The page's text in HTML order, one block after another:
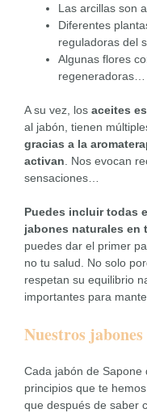
Las arcillas son
Diferentes
reguladoras del
Algunas flores
regeneradoras…
A su vez, los aceites
al jabón, tienen
gracias a la
activan . Nos evocan
sensaciones…
Puedes incluir todas
jabones naturales en
puedes dar el primer
no tu salud. No solo
respetan su equilibrio
importantes para
Nuestros
Cada jabón de Sapone
principios que te
que después de saber